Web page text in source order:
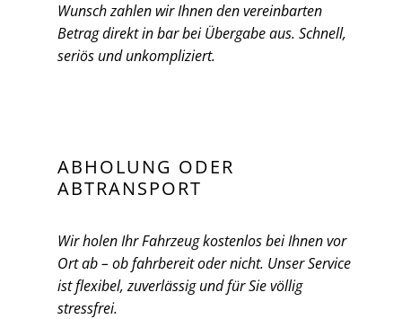
Wunsch zahlen wir Ihnen den vereinbarten
Betrag direkt in bar bei Übergabe aus. Schnell,
seriös und unkompliziert.
ABHOLUNG ODER
ABTRANSPORT
Wir holen Ihr Fahrzeug kostenlos bei Ihnen vor
Ort ab – ob fahrbereit oder nicht. Unser Service
ist flexibel, zuverlässig und für Sie völlig
stressfrei.